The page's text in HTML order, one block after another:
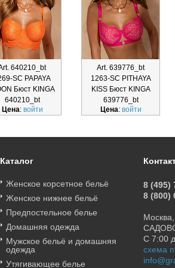
640210_bt
SC PAPAYA
Бюст KINGA
640210_bt
Цена: войти
Art. 639776_bt
1263-SC PITHAYA
KISS Бюст KINGA
639776_bt
Цена: войти
Каталог
Женское корсетное бельё
Женское нижнее бельё
Предпостельное белье
Домашняя одежда
Мужское бельё и домашняя
одежда
Утягивающее белье
8 (495)
8 (800)
С 7:00
схема